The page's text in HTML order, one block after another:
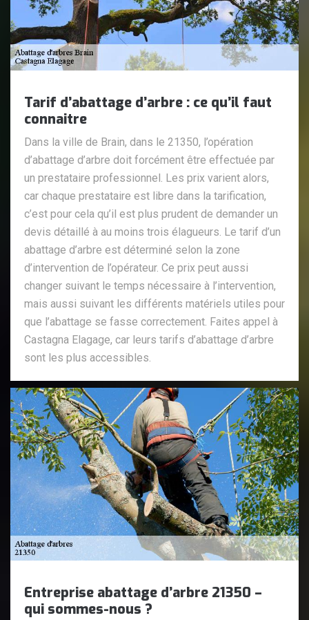
Tarif d’abattage d’arbre : ce qu’il faut
connaitre
Dans la ville de Brain, dans le 21350, l’opération
d’abattage d’arbre doit forcément être effectuée par
un prestataire professionnel. Les prix varient alors,
car chaque prestataire est libre dans la tarification,
c’est pour cela qu’il est plus prudent de demander un
devis détaillé à au moins trois élagueurs. Le tarif d’un
abattage d’arbre est déterminé selon la zone
d’intervention de l’opérateur. Ce prix peut aussi
changer suivant le temps nécessaire à l’intervention,
mais aussi suivant les différents matériels utiles pour
que l’abattage se fasse correctement. Faites appel à
Castagna Elagage, car leurs tarifs d’abattage d’arbre
sont les plus accessibles.
Entreprise abattage d’arbre 21350 –
qui sommes-nous ?